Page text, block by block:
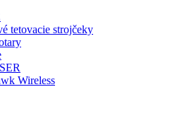
tetovacie strojčeky
Wireless